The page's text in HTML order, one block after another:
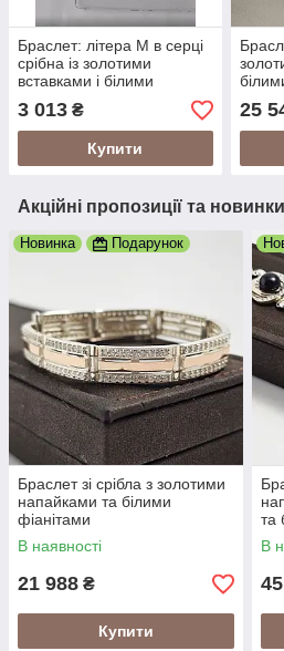
Браслет: літера М в серці
срібна із золотими
вставками і білими
фіанітами
3 013 ₴
Купити
25
Акційні пропозиції та новинки
Новинка Подарунок
Браслет зі срібла з золотими
напайками та білими
фіанітами
В наявності
21 988 ₴
Купити
та
В